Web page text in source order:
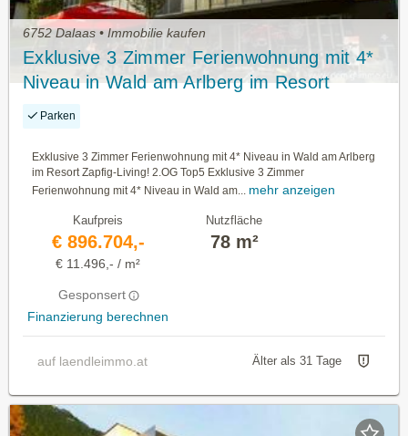
6752 Dalaas • Immobilie kaufen
Exklusive 3 Zimmer Ferienwohnung mit 4*
Niveau in Wald am Arlberg im Resort
Zapfig-Living! 2.OG Top5
Parken
Exklusive 3 Zimmer Ferienwohnung mit 4* Niveau in Wald am Arlberg
im Resort Zapfig-Living! 2.OG Top5 Exklusive 3 Zimmer
Ferienwohnung mit 4* Niveau in Wald am... mehr anzeigen
Kaufpreis
€ 896.704,-
€ 11.496,- / m²
Gesponsert
Finanzierung berechnen
Nutzfläche
78 m²
auf laendleimmo.at Älter als 31 Tage